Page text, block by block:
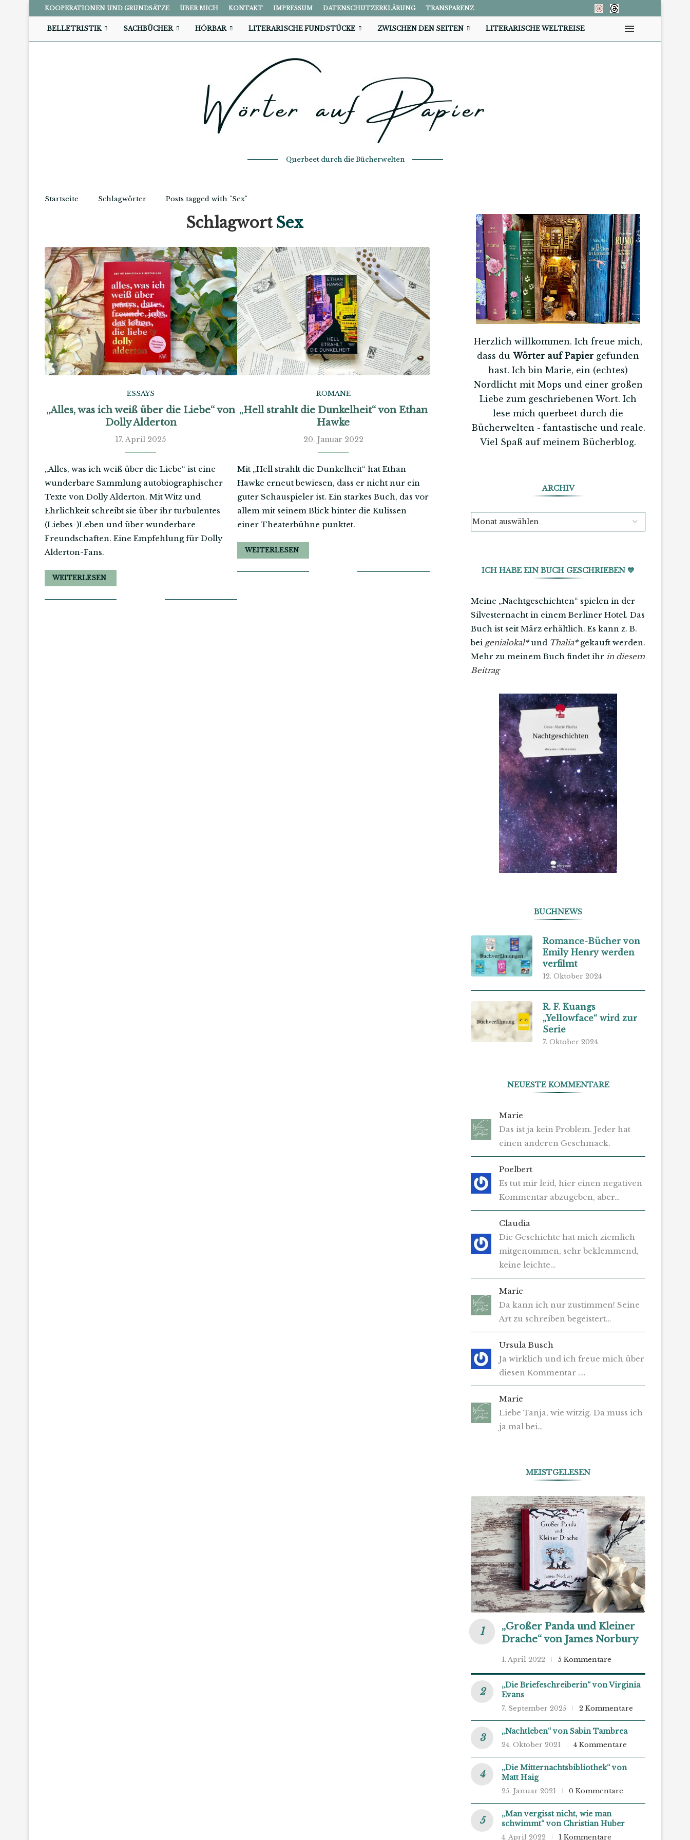
KOOPERATIONEN UND GRUNDSÄTZE ÜBER MICH KONTAKT IMPRESSUM DATENSCHUTZERKLÄRUNG TRANSPARENZ
BELLETRISTIK SACHBÜCHER HÖRBAR LITERARISCHE FUNDSTÜCKE ZWISCHEN DEN SEITEN LITERARISCHE WELTREISE
Querbeet durch die Bücherwelten
Startseite Schlagwörter Posts tagged with "Sex"
Schlagwort Sex
ESSAYS
„Alles, was ich weiß über die Liebe“ von
Dolly Alderton
17. April 2025
„Alles, was ich weiß über die Liebe“ ist eine
wunderbare Sammlung autobiographischer
Texte von Dolly Alderton. Mit Witz und
Ehrlichkeit schreibt sie über ihr turbulentes
(Liebes-)Leben und über wunderbare
Freundschaften. Eine Empfehlung für Dolly
Alderton-Fans.
WEITERLESEN
ROMANE
„Hell strahlt die Dunkelheit“ von Ethan
Hawke
20. Januar 2022
Mit „Hell strahlt die Dunkelheit“ hat Ethan
Hawke erneut bewiesen, dass er nicht nur ein
guter Schauspieler ist. Ein starkes Buch, das vor
allem mit seinem Blick hinter die Kulissen
einer Theaterbühne punktet.
WEITERLESEN
Herzlich willkommen. Ich freue mich,
dass du Wörter auf Papiergefunden
hast. Ich bin Marie, ein (echtes)
Nordlicht mit Mops und einer großen
Liebe zum geschriebenen Wort. Ich
lese mich querbeet durch die
Bücherwelten - fantastische und reale.
Viel Spaß auf meinem Bücherblog.
ARCHIV
ICH HABE EIN BUCH GESCHRIEBEN 💙
Meine „Nachtgeschichten“ spielen in der
Silvesternacht in einem Berliner Hotel. Das
Buch ist seit März erhältlich. Es kann z. B.
bei genialokal*und Thalia*gekauft werden.
Mehr zu meinem Buch findet ihr in diesem
Beitrag
BUCHNEWS
Romance-Bücher von
Emily Henry werden
verfilmt
12. Oktober 2024
R. F. Kuangs
„Yellowface“ wird zur
Serie
7. Oktober 2024
NEUESTE KOMMENTARE
Marie
Das ist ja kein Problem. Jeder hat
einen anderen Geschmack.
Poelbert
Es tut mir leid, hier einen negativen
Kommentar abzugeben, aber…
Claudia
Die Geschichte hat mich ziemlich
mitgenommen, sehr beklemmend,
keine leichte…
Marie
Da kann ich nur zustimmen! Seine
Art zu schreiben begeistert…
Ursula Busch
Ja wirklich und ich freue mich über
diesen Kommentar .…
Marie
Liebe Tanja, wie witzig. Da muss ich
ja mal bei…
MEISTGELESEN
„Großer Panda und Kleiner
Drache“ von James Norbury
1. April 2022 5 Kommentare
„Die Briefeschreiberin“ von Virginia
Evans
7. September 2025 2 Kommentare
„Nachtleben“ von Sabin Tambrea
24. Oktober 2021 4 Kommentare
„Die Mitternachtsbibliothek“ von
Matt Haig
25. Januar 2021 0 Kommentare
„Man vergisst nicht, wie man
schwimmt“ von Christian Huber
4. April 2022 1 Kommentare